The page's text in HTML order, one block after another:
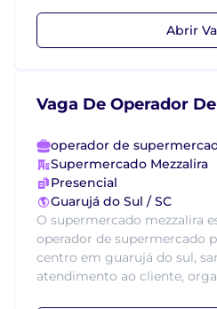
Abrir
Vaga De Operador
operador de
Supermercado Mezzalira
Presencial
Guarujá do Sul / SC
O supermercado mezzalira
operador de supermercado
centro em guarujá do sul,
atendimento ao cliente,